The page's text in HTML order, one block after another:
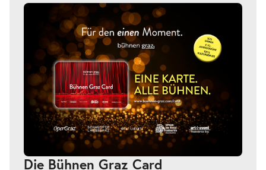
Die Bühnen Graz Card